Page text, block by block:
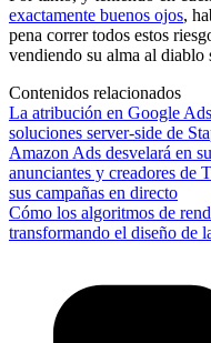
exactamente buenos ojos,
pena correr todos estos
vendiendo su alma al diablo
Contenidos relacionados
La atribución en Google
soluciones server-side de
Amazon Ads desvelará en
anunciantes y creadores de
sus campañas en directo
Cómo los algoritmos de
transformando el diseño de